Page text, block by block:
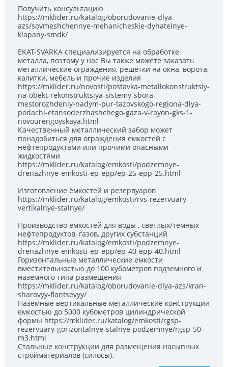
Получить консультацию
https://mklider.ru/katalog/oborudovanie-dlya-
azs/sovmeshchennye-mehanicheskie-dyhatelnye-
klapany-smdk/
EKAT-SVARKA специализируется на обработке
металла, поэтому у нас Вы также можете заказать
металлические ограждения, решетки на окна, ворота,
калитки, мебель и прочие изделия
https://mklider.ru/novosti/postavka-metallokonstruktsiy-
na-obekt-rekonstruktsiya-sistemy-sbora-
mestorozhdeniy-nadym-pur-tazovskogo-regiona-dlya-
podachi-etansoderzhashchego-gaza-v-rayon-gks-1-
novourengoyskaya.html
Качественный металлический забор может
понадобиться для ограждения емкостей с
нефтепродуктами или прочими опасными
жидкостями
https://mklider.ru/katalog/emkosti/podzemnye-
drenazhnye-emkosti-ep-epp/ep-25-epp-25.html
Изготовление ёмкостей и резервуаров
https://mklider.ru/katalog/emkosti/rvs-rezervuary-
vertikalnye-stalnye/
Производство емкостей для воды , светлых/темных
нефтепродуктов, газов, других субстанций
https://mklider.ru/katalog/emkosti/podzemnye-
drenazhnye-emkosti-ep-epp/ep-40-epp-40.html
Горизонтальные металлические емкости
вместительностью до 100 кубометров подземного и
наземного типа размещения
https://mklider.ru/katalog/oborudovanie-dlya-azs/kran-
sharovyy-flantsevyy/
Наземные вертикальные металлические конструкции
емкостью до 5000 кубометров цилиндрической
формы https://mklider.ru/katalog/emkosti/rgsp-
rezervuary-gorizontalnye-stalnye-podzemnye/rgsp-50-
m3.html
Стальные конструкции для размещения насыпных
стройматериалов (силосы).